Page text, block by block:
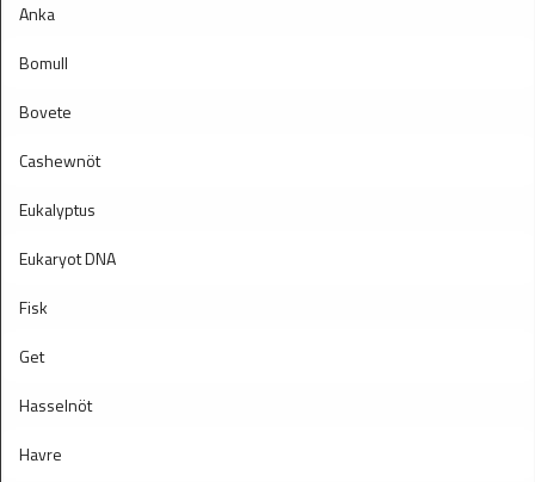
Anka
Bomull
Bovete
Cashewnöt
Eukalyptus
Eukaryot DNA
Fisk
Get
Hasselnöt
Havre